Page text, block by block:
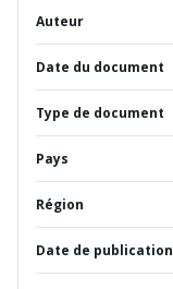
Auteur
Date du document
Type de document
Pays
Région
Date de publication